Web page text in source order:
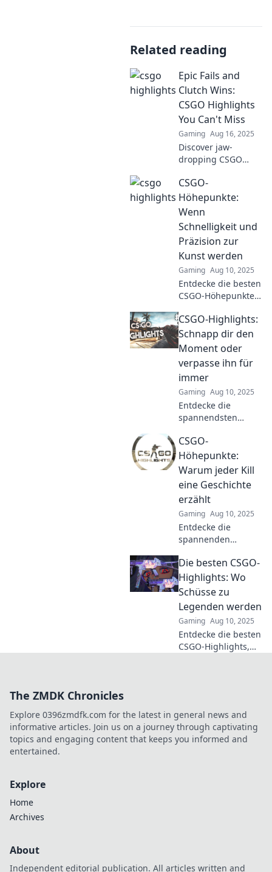
Related reading
Epic Fails and
Clutch Wins:
CSGO Highlights
You Can't Miss
Gaming Aug 16, 2025
Discover jaw-
dropping CSGO
Fails and Clutch
Wins! Don’t miss the
highlights that will
speechless!
CSGO-
Höhepunkte:
Wenn
Schnelligkeit und
Präzision zur
Kunst werden
Gaming Aug 10, 2025
Entdecke die besten
CSGO-Höhepunkte,
und Präzision zur
Kunst verschmelzen
– Erlebe Gaming auf
CSGO-Highlights:
Schnapp dir den
Moment oder
verpasse ihn für
immer
Gaming Aug 10, 2025
Entdecke die
spannendsten
Schnapp dir den
Moment oder
verpasse ihn für
immer – die besten
Clips und Aktionen
warten auf dich!
CSGO-
Höhepunkte:
Warum jeder Kill
eine Geschichte
erzählt
Gaming Aug 10, 2025
Entdecke die
spannenden
jedem Kill in CSGO.
Tauche ein in die
Höhepunkte und
pur!
Die besten CSGO-
Highlights: Wo
Schüsse zu
Legenden werden
Gaming Aug 10, 2025
Entdecke die besten
CSGO-Highlights,
Momenten
mitreißen!
The ZMDK Chronicles
Explore 0396zmdfk.com for the latest in general news and
informative articles. Join us on a journey through captivating
topics and engaging content that keeps you informed and
entertained.
Explore
Home
Archives
About
Independent editorial publication. All articles written and